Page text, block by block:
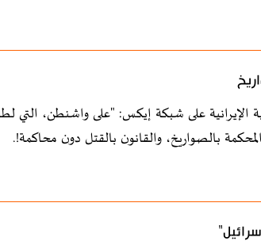
الإيرانية على شبكة إيكس: "على واشنطن،
بالصواريخ، والقانون بالقتل دون محاكمة!.